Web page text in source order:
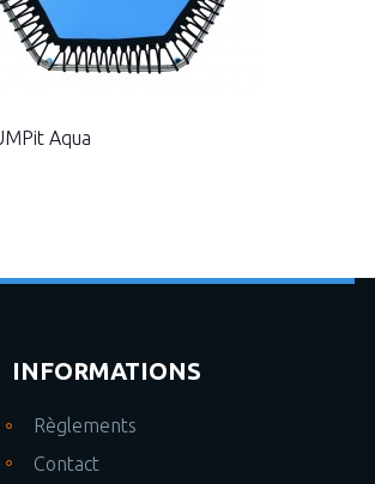
Aqua
INFORMATIONS
Règlements
Contact